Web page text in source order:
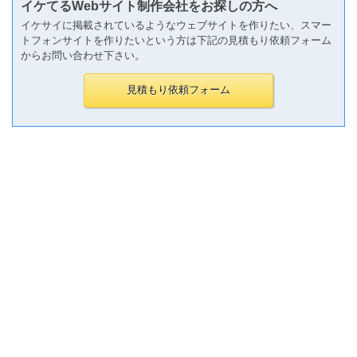
イケてるWebサイト制作会社をお探しの方へ
イケサイに掲載されているようなウェブサイトを作りたい、スマー
トフォンサイトを作りたいという方は下記の見積もり依頼フォーム
からお問い合わせ下さい。